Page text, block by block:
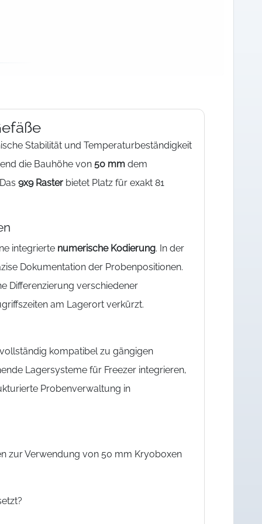
Stabilität und Temperaturbeständigkeit
die Bauhöhe von 50 mm dem
9x9 Raster bietet Platz für exakt 81
integrierte numerische Kodierung. In der
Dokumentation der Probenpositionen.
Differenzierung verschiedener
am Lagerort verkürzt.
kompatibel zu gängigen
Lagersysteme für Freezer integrieren,
Probenverwaltung in
zur Verwendung von 50 mm Kryoboxen